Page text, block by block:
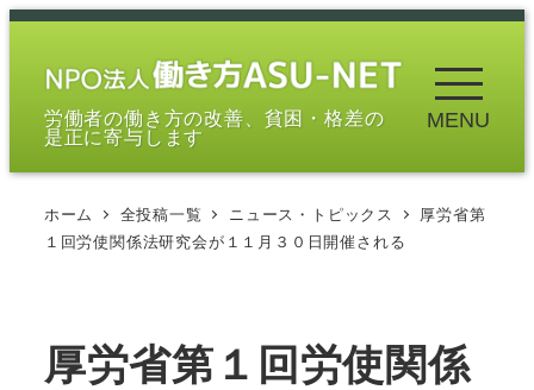
メ
労働者の働き方の改善、貧困・格差の
是正に寄与します
MENU
ホーム 全投稿一覧 ニュース・トピックス
厚労省第
１回労使関係法研究会が１１月３０日開催される
厚労省第１回労使関係